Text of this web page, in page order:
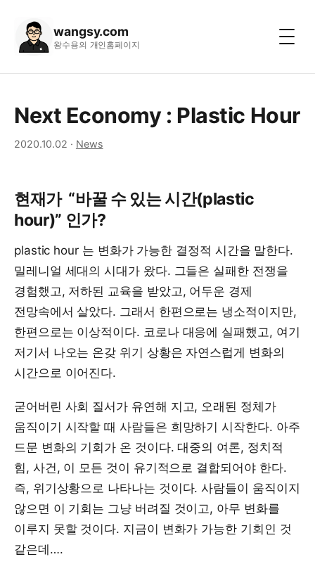
wangsy.com
왕수용의 개인홈페이지
Next Economy : Plastic Hour
2020.10.02 · News
현재가 “바꿀 수 있는 시간(plastic
hour)” 인가?
plastic hour 는 변화가 가능한 결정적 시간을 말한다.
밀레니얼 세대의 시대가 왔다. 그들은 실패한 전쟁을
경험했고, 저하된 교육을 받았고, 어두운 경제
전망속에서 살았다. 그래서 한편으로는 냉소적이지만,
한편으로는 이상적이다. 코로나 대응에 실패했고, 여기
저기서 나오는 온갖 위기 상황은 자연스럽게 변화의
시간으로 이어진다.
굳어버린 사회 질서가 유연해 지고, 오래된 정체가
움직이기 시작할 때 사람들은 희망하기 시작한다. 아주
드문 변화의 기회가 온 것이다. 대중의 여론, 정치적
힘, 사건, 이 모든 것이 유기적으로 결합되어야 한다.
즉, 위기상황으로 나타나는 것이다. 사람들이 움직이지
않으면 이 기회는 그냥 버려질 것이고, 아무 변화를
이루지 못할 것이다. 지금이 변화가 가능한 기회인 것
같은데….